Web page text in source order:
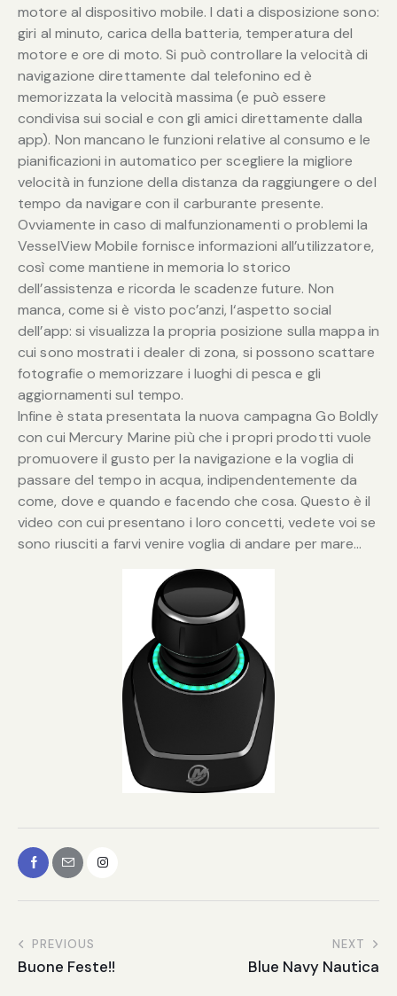
motore al dispositivo mobile. I dati a disposizione sono:
giri al minuto, carica della batteria, temperatura del
motore e ore di moto. Si può controllare la velocità di
navigazione direttamente dal telefonino ed è
memorizzata la velocità massima (e può essere
condivisa sui social e con gli amici direttamente dalla
app). Non mancano le funzioni relative al consumo e le
pianificazioni in automatico per scegliere la migliore
velocità in funzione della distanza da raggiungere o del
tempo da navigare con il carburante presente.
Ovviamente in caso di malfunzionamenti o problemi la
VesselView Mobile fornisce informazioni all’utilizzatore,
così come mantiene in memoria lo storico
dell’assistenza e ricorda le scadenze future. Non
manca, come si è visto poc’anzi, l‘aspetto social
dell’app: si visualizza la propria posizione sulla mappa in
cui sono mostrati i dealer di zona, si possono scattare
fotografie o memorizzare i luoghi di pesca e gli
aggiornamenti sul tempo.
Infine è stata presentata la nuova campagna Go Boldly
con cui Mercury Marine più che i propri prodotti vuole
promuovere il gusto per la navigazione e la voglia di
passare del tempo in acqua, indipendentemente da
come, dove e quando e facendo che cosa. Questo è il
video con cui presentano i loro concetti, vedete voi se
sono riusciti a farvi venire voglia di andare per mare…
PREVIOUS
Buone Feste!!
NEXT
Blue Navy Nautica